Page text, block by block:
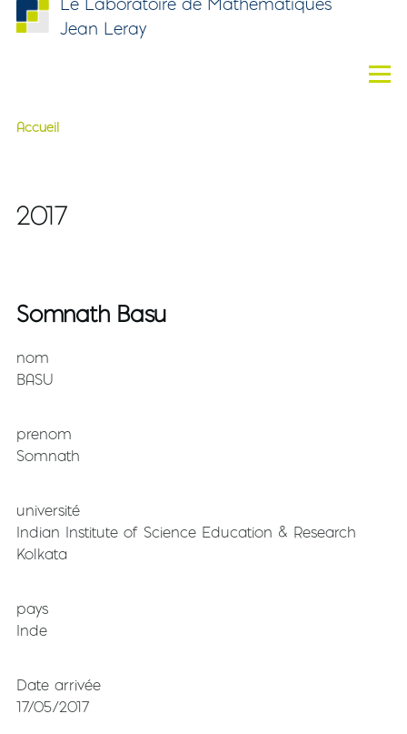
Aller au contenu principal
Jean Leray
Fil d'Ariane
Accueil
2017
Somnath Basu
nom
BASU
prenom
Somnath
université
Indian Institute of Science Education & Research
Kolkata
pays
Inde
Date arrivée
17/05/2017